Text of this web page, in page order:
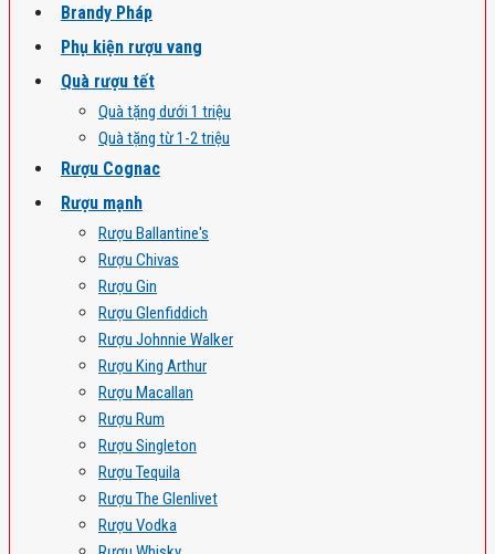
Brandy Pháp
Phụ kiện rượu vang
Quà rượu tết
Quà tặng dưới 1 triệu
Quà tặng từ 1-2 triệu
Rượu Cognac
Rượu mạnh
Rượu Ballantine's
Rượu Chivas
Rượu Gin
Rượu Glenfiddich
Rượu Johnnie Walker
Rượu King Arthur
Rượu Macallan
Rượu Rum
Rượu Singleton
Rượu Tequila
Rượu The Glenlivet
Rượu Vodka